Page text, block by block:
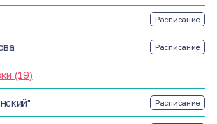
Расписание
Расписание
(19)
Расписание